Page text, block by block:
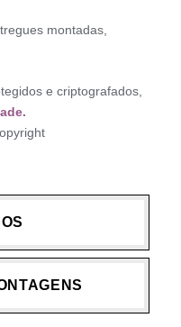
montadas,
e criptografados,